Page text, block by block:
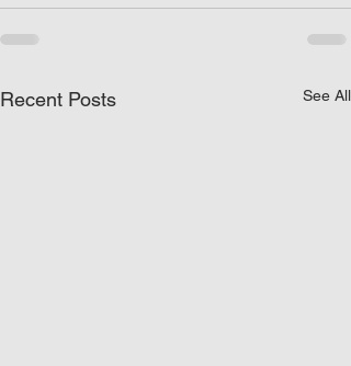
Recent Posts See All